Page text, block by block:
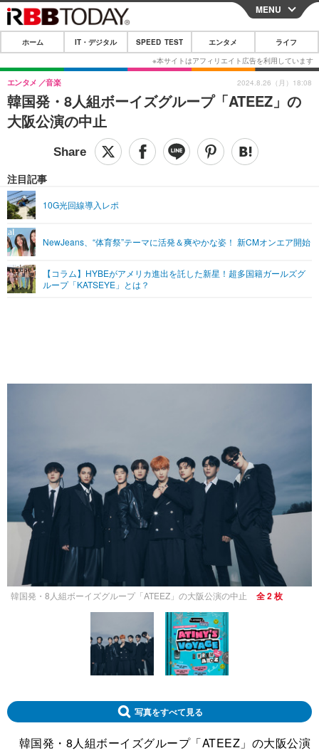
CLOSE
ホーム
IT・デジタル
IT・デジタルTOP スマートフォン
ショッピング その他
SPEED TEST
エンタメTOP 映画・ドラマ
グラビア ブログ
ショッピング その他
ライフTOP
リリース一覧
プッシュ通知の停止方法
MENU
ホーム IT・デジタル SPEED TEST エンタメ ライフ
韓国発・8人組ボーイズグループ「ATEEZ」の
大阪公演の中止
エンタメ 音楽
注目記事
10G光回線導入レポ
NewJeans、“体育祭”テーマに活発＆爽やかな姿！ 新CMオンエア開始
【コラム】HYBEがアメリカ進出を託した新星！超多国籍ガールズグ
ループ「KATSEYE」とは？
2024.8.26（月）18:08
韓国発・8人組ボーイズグループ「ATEEZ」の大阪公演の中止 全 2 枚
写真をすべて見る
韓国発・8人組ボーイズグループ「ATEEZ」の大阪公演